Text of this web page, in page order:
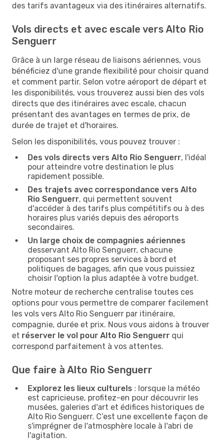
des tarifs avantageux via des itinéraires alternatifs.
Vols directs et avec escale vers Alto Rio
Senguerr
Grâce à un large réseau de liaisons aériennes, vous
bénéficiez d'une grande flexibilité pour choisir quand
et comment partir. Selon votre aéroport de départ et
les disponibilités, vous trouverez aussi bien des vols
directs que des itinéraires avec escale, chacun
présentant des avantages en termes de prix, de
durée de trajet et d'horaires.
Selon les disponibilités, vous pouvez trouver :
Des vols directs vers Alto Rio Senguerr, l'idéal
pour atteindre votre destination le plus
rapidement possible.
Des trajets avec correspondance vers Alto
Rio Senguerr, qui permettent souvent
d'accéder à des tarifs plus compétitifs ou à des
horaires plus variés depuis des aéroports
secondaires.
Un large choix de compagnies aériennes
desservant Alto Rio Senguerr, chacune
proposant ses propres services à bord et
politiques de bagages, afin que vous puissiez
choisir l'option la plus adaptée à votre budget.
Notre moteur de recherche centralise toutes ces
options pour vous permettre de comparer facilement
les vols vers Alto Rio Senguerr par itinéraire,
compagnie, durée et prix. Nous vous aidons à trouver
et réserver le vol pour Alto Rio Senguerr qui
correspond parfaitement à vos attentes.
Que faire à Alto Rio Senguerr
Explorez les lieux culturels : lorsque la météo
est capricieuse, profitez-en pour découvrir les
musées, galeries d'art et édifices historiques de
Alto Rio Senguerr. C’est une excellente façon de
s'imprégner de l'atmosphère locale à l'abri de
l'agitation.